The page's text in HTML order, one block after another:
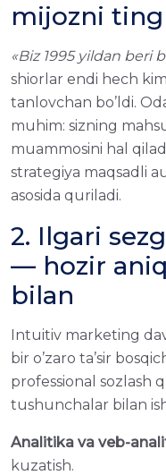
mijozni
«Biz 1995 yildan beri
shiorlar endi hech
tanlovchan bo’ldi.
muhim: sizning
muammosini hal
strategiya maqsadli
asosida quriladi.
2. Ilgari
— hozir
bilan
Intuitiv marketing
bir o’zaro ta’sir
professional sozlash
tushunchalar bilan
Analitika va veb-
kuzatish.